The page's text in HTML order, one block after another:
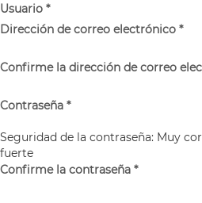
Usuario *
Dirección de correo electrónico *
Confirme la dirección de correo
Contraseña *
Seguridad de la contraseña: Muy
fuerte
Confirme la contraseña *